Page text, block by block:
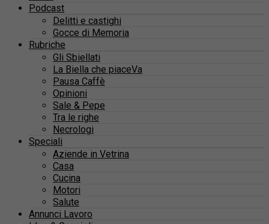
Podcast
Delitti e castighi
Gocce di Memoria
Rubriche
Gli Sbiellati
La Biella che piaceVa
Pausa Caffè
Opinioni
Sale & Pepe
Tra le righe
Necrologi
Speciali
Aziende in Vetrina
Casa
Cucina
Motori
Salute
Annunci Lavoro